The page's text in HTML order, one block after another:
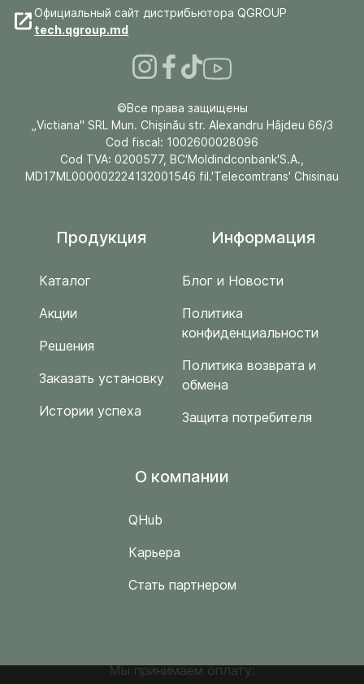
Официальный сайт дистрибьютора QGROUP
tech.qgroup.md
©Все права защищены
„Victiana" SRL Mun. Chişinău str. Alexandru Hâjdeu 66/3
Cod fiscal: 1002600028096
Cod TVA: 0200577, BC'Moldindconbank'S.A.,
MD17ML000002224132001546 fil.'Telecomtrans' Chisinau
Продукция
Каталог
Акции
Решения
Заказать установку
Истории успеха
Информация
Блог и Новости
Политика
конфиденциальности
Политика возврата и
обмена
Защита потребителя
O компании
QHub
Карьера
Стать партнером
Мы принимаем оплату: